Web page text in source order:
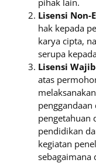
Lisensi Non-
hak kepada
karya cipta,
serupa
Lisensi Wajib
atas
pengetahuan
pendidikan
kegiatan
sebagaimana